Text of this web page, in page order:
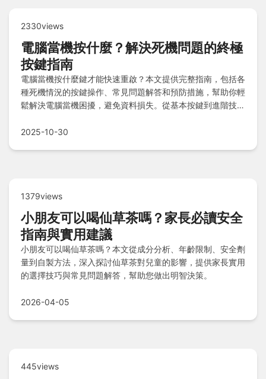
2330views
電腦當機按什麼？解決死機問題的終極
按鍵指南
電腦當機按什麼鍵才能快速重啟？本文提供完整指南，包括各
種死機情況的按鍵操作、常見問題解答和預防措施，幫助你輕
鬆解決電腦當機困擾，避免資料損失。從基本按鍵到進階技
2025-10-30
1379views
小朋友可以喝仙草茶嗎？家長必讀安全
指南與實用建議
小朋友可以喝仙草茶嗎？本文從成分分析、年齡限制、安全劑
量到自製方法，深入探討仙草茶對兒童的影響，提供家長實用
的選擇技巧與常見問題解答，幫助您做出明智決策。
2026-04-05
445views